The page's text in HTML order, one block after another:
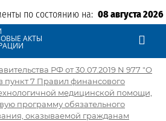
по состоянию на: 08 августа 2026
АКТЫ
РФ от 30.07.2019 N 977 "О
пункт 7 Правил финансового
медицинской помощи,
программу обязательного
оказываемой гражданам